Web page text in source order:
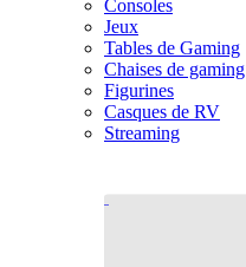
Consoles
Jeux
Tables de Gaming
Chaises de gaming
Figurines
Casques de RV
Streaming